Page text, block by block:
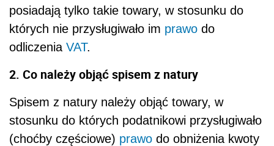
posiadają tylko takie towary, w stosunku do
których nie przysługiwało im prawo do
odliczenia VAT.
2. Co należy objąć spisem z natury
Spisem z natury należy objąć towary, w
stosunku do których podatnikowi przysługiwało
(choćby częściowe) prawo do obniżenia kwoty